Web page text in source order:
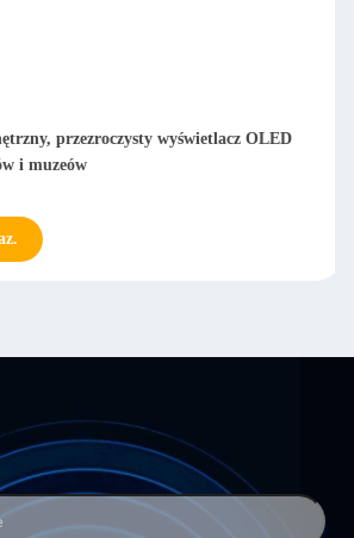
przezroczysty wyświetlacz OLED
i muzeów